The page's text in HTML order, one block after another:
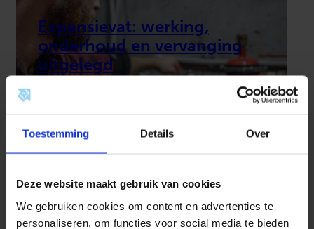
Toestemming Details Over
Deze website maakt gebruik van cookies
We gebruiken cookies om content en advertenties te
personaliseren, om functies voor social media te bieden
Expansievat: werking,
onderhoud en vervanging
uitgelegd
Mechanische ventilatie of WTW: welk
Snel antwoord: Mechanische ventilatie
afzuigsysteem, maar brengt geen
warmteterugwinning. Een WTW-installatie